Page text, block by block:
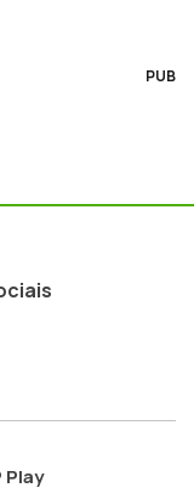
PUB
Play